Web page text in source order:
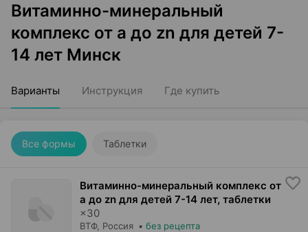
Витаминно-минеральный
комплекс от a до zn для детей 7-
14 лет Минск
Варианты Инструкция Где купить
Все формы Таблетки
Витаминно-минеральный комплекс от
a до zn для детей 7-14 лет, таблетки
×30
ВТФ, Россия • без рецепта